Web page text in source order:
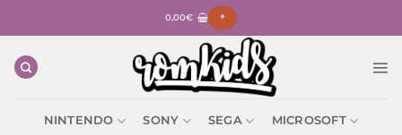
0,00€ +
NINTENDO SONY SEGA MICROSOFT